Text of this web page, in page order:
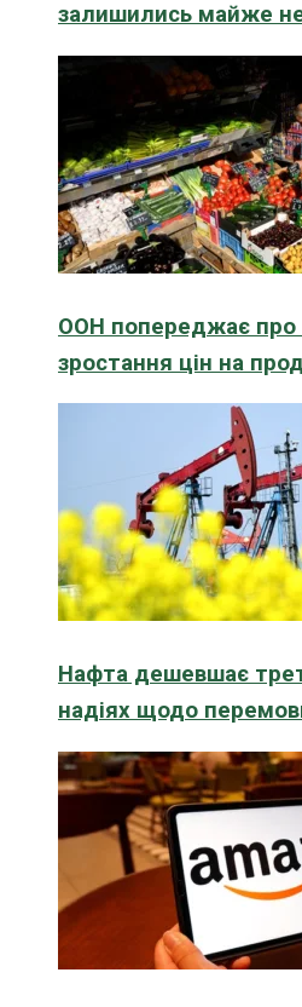
залишились майже
ООН попереджає про
зростання цін на
Нафта дешевшає
надіях щодо